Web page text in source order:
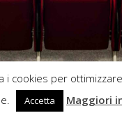
i cookies per
Accetta Maggiori